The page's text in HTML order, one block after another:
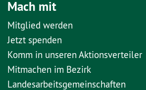
Mach mit
Mitglied werden
Jetzt spenden
Komm in unseren Aktionsverteiler
Mitmachen im Bezirk
Landesarbeitsgemeinschaften